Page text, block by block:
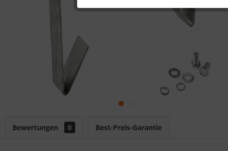
Bewertungen 0 Best-Preis-Garantie